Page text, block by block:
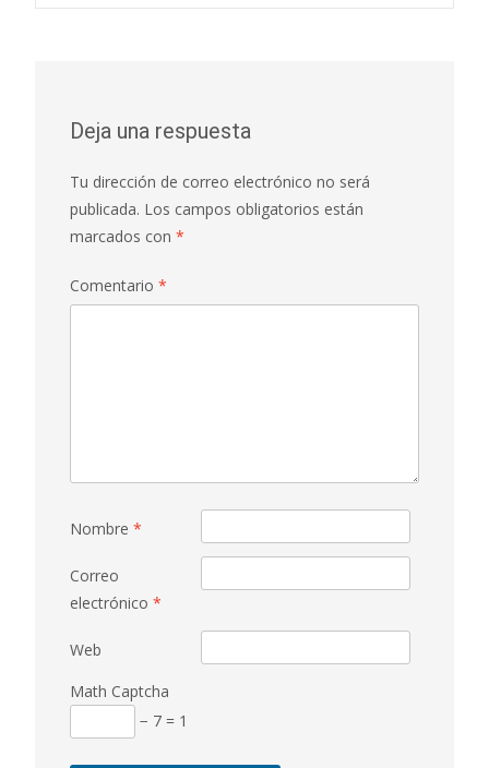
Deja una respuesta
Tu dirección de correo electrónico no será
publicada. Los campos obligatorios están
marcados con *
Comentario *
Nombre *
Correo
electrónico *
Web
Math Captcha
− 7 = 1